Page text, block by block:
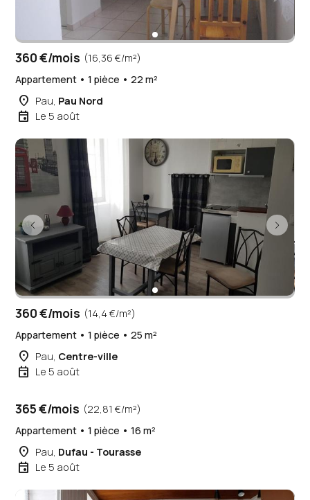
360 €/mois (16,36 €/m²)
Appartement • 1 pièce • 22 m²
place Pau, Pau Nord
event Le 5 août
360 €/mois (14,4 €/m²)
Appartement • 1 pièce • 25 m²
place Pau, Centre-ville
event Le 5 août
365 €/mois (22,81 €/m²)
Appartement • 1 pièce • 16 m²
place Pau, Dufau - Tourasse
event Le 5 août